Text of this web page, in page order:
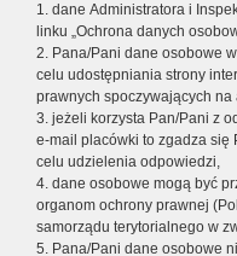
1. dane Administratora i
linku „Ochrona danych
2. Pana/Pani dane osobowe
celu udostępniania strony
prawnych spoczywających na
3. jeżeli korzysta Pan/Pani z
e-mail placówki to zgadza się
celu udzielenia odpowiedzi,
4. dane osobowe mogą być
organom ochrony prawnej
samorządu terytorialnego w
5. Pana/Pani dane osobowe